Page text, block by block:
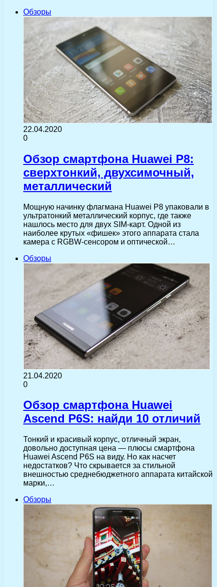
Обзоры
22.04.2020
0
Обзор смартфона Huawei P8:
сверхтонкий, двухсимочный,
металлический
Мощную начинку флагмана Huawei P8 упаковали в
ультратонкий металлический корпус, где также
нашлось место для двух SIM-карт. Одной из
наиболее крутых «фишек» этого аппарата стала
камера с RGBW-сенсором и оптической…
Обзоры
21.04.2020
0
Обзор смартфона Huawei
Ascend P6S: найди 10 отличий
Тонкий и красивый корпус, отличный экран,
довольно доступная цена — плюсы смартфона
Huawei Ascend P6S на виду. Но как насчет
недостатков? Что скрывается за стильной
внешностью среднебюджетного аппарата китайской
марки,…
Обзоры